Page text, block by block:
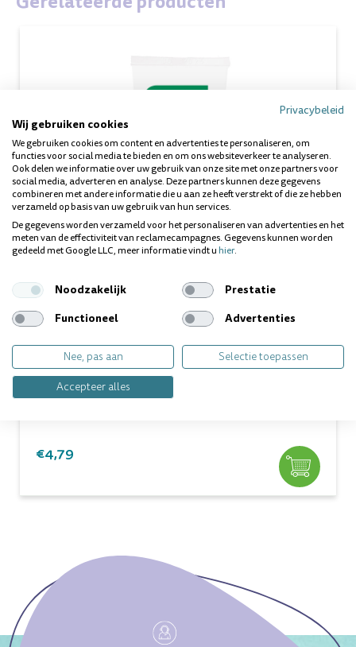
Gum Ortho Tandpasta
Direct leverbaar
Inhoud: 75 ml
€4,79
Privacybeleid
Wij gebruiken cookies
We gebruiken cookies om content en advertenties te personaliseren, om
functies voor social media te bieden en om ons websiteverkeer te analyseren.
Ook delen we informatie over uw gebruik van onze site met onze partners voor
social media, adverteren en analyse. Deze partners kunnen deze gegevens
combineren met andere informatie die u aan ze heeft verstrekt of die ze hebben
verzameld op basis van uw gebruik van hun services.
De gegevens worden verzameld voor het personaliseren van advertenties en het
meten van de effectiviteit van reclamecampagnes. Gegevens kunnen worden
gedeeld met Google LLC, meer informatie vindt uhier.
Noodzakelijk
Prestatie
Functioneel
Advertenties
Nee, pas aan
Selectie toepassen
Accepteer alles